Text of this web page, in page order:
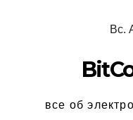
Вс.
все об